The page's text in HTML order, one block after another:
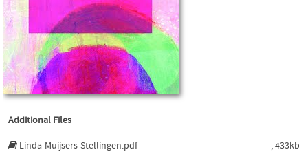
Additional Files
Linda-Muijsers-Stellingen.pdf , 433kb